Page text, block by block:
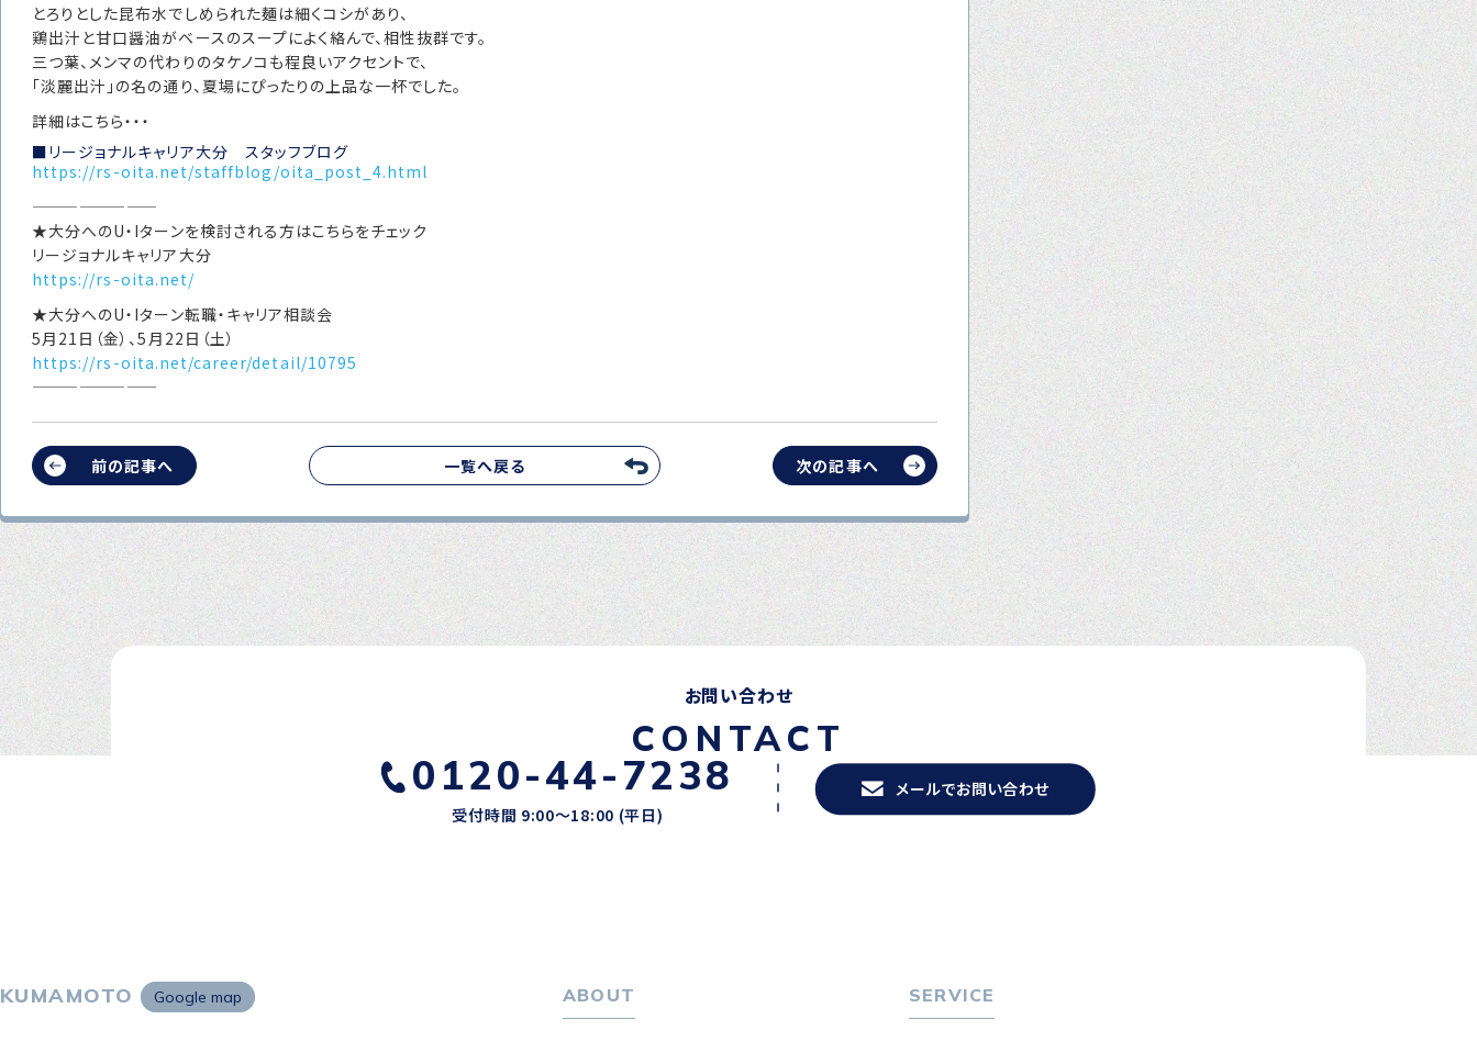
とろりとした昆布水でしめられた麺は細くコシがあり、
鶏出汁と甘口醤油がベースのスープによく絡んで、相性抜群です。
三つ葉、メンマの代わりのタケノコも程良いアクセントで、
「淡麗出汁」の名の通り、夏場にぴったりの上品な一杯でした。
詳細はこちら・・・
■リージョナルキャリア大分 スタッフブログ
https://rs-oita.net/staffblog/oita_post_4.html
————————
★大分へのU・Iターンを検討される方はこちらをチェック
リージョナルキャリア大分
https://rs-oita.net/
★大分へのU・Iターン転職・キャリア相談会
5月21日（金）、5月22日（土）
https://rs-oita.net/career/detail/10795
————————
前の記事へ 一覧へ戻る 次の記事へ
お問い合わせ
CONTACT
0120-44-7238
受付時間 9:00〜18:00 (平日)
メールでお問い合わせ
KUMAMOTO Google map ABOUT SERVICE